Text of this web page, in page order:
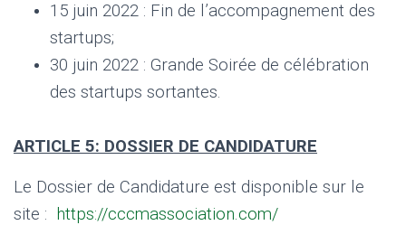
15 juin 2022 : Fin de l’accompagnement des
startups;
30 juin 2022 : Grande Soirée de célébration
des startups sortantes.
ARTICLE 5: DOSSIER DE CANDIDATURE
Le Dossier de Candidature est disponible sur le
site :
https://cccmassociation.com/